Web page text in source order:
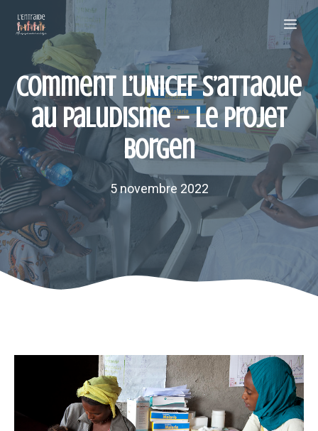
contenu
Comment l’UNICEF s’attaque
au paludisme – Le projet
Borgen
5 novembre 2022